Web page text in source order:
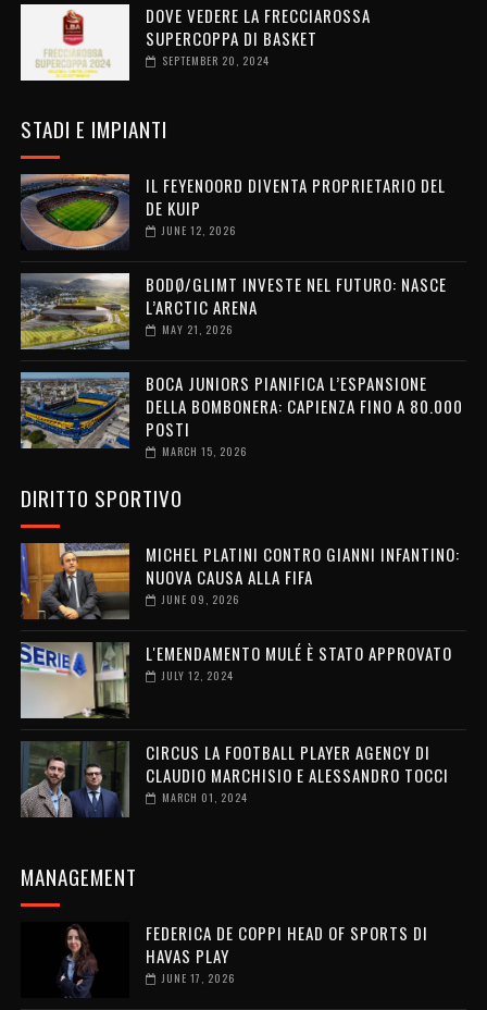
DOVE VEDERE LA FRECCIAROSSA
SUPERCOPPA DI BASKET
SEPTEMBER 20, 2024
STADI E IMPIANTI
IL FEYENOORD DIVENTA PROPRIETARIO DEL
DE KUIP
JUNE 12, 2026
BODØ/GLIMT INVESTE NEL FUTURO: NASCE
L’ARCTIC ARENA
MAY 21, 2026
BOCA JUNIORS PIANIFICA L’ESPANSIONE
DELLA BOMBONERA: CAPIENZA FINO A 80.000
POSTI
MARCH 15, 2026
DIRITTO SPORTIVO
MICHEL PLATINI CONTRO GIANNI INFANTINO:
NUOVA CAUSA ALLA FIFA
JUNE 09, 2026
L'EMENDAMENTO MULÉ È STATO APPROVATO
JULY 12, 2024
CIRCUS LA FOOTBALL PLAYER AGENCY DI
CLAUDIO MARCHISIO E ALESSANDRO TOCCI
MARCH 01, 2024
MANAGEMENT
FEDERICA DE COPPI HEAD OF SPORTS DI
HAVAS PLAY
JUNE 17, 2026